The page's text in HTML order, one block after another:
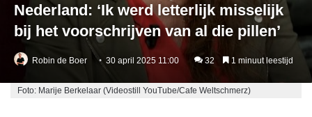
Nederland: ‘Ik werd letterlijk misselijk
bij het voorschrijven van al die pillen’
Robin de Boer 30 april 2025 11:00 32 1 minuut leestijd
Foto: Marije Berkelaar (Videostill YouTube/Cafe Weltschmerz)